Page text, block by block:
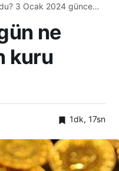
3 Ocak 2024 güncel
ne
kuru
1dk, 17sn